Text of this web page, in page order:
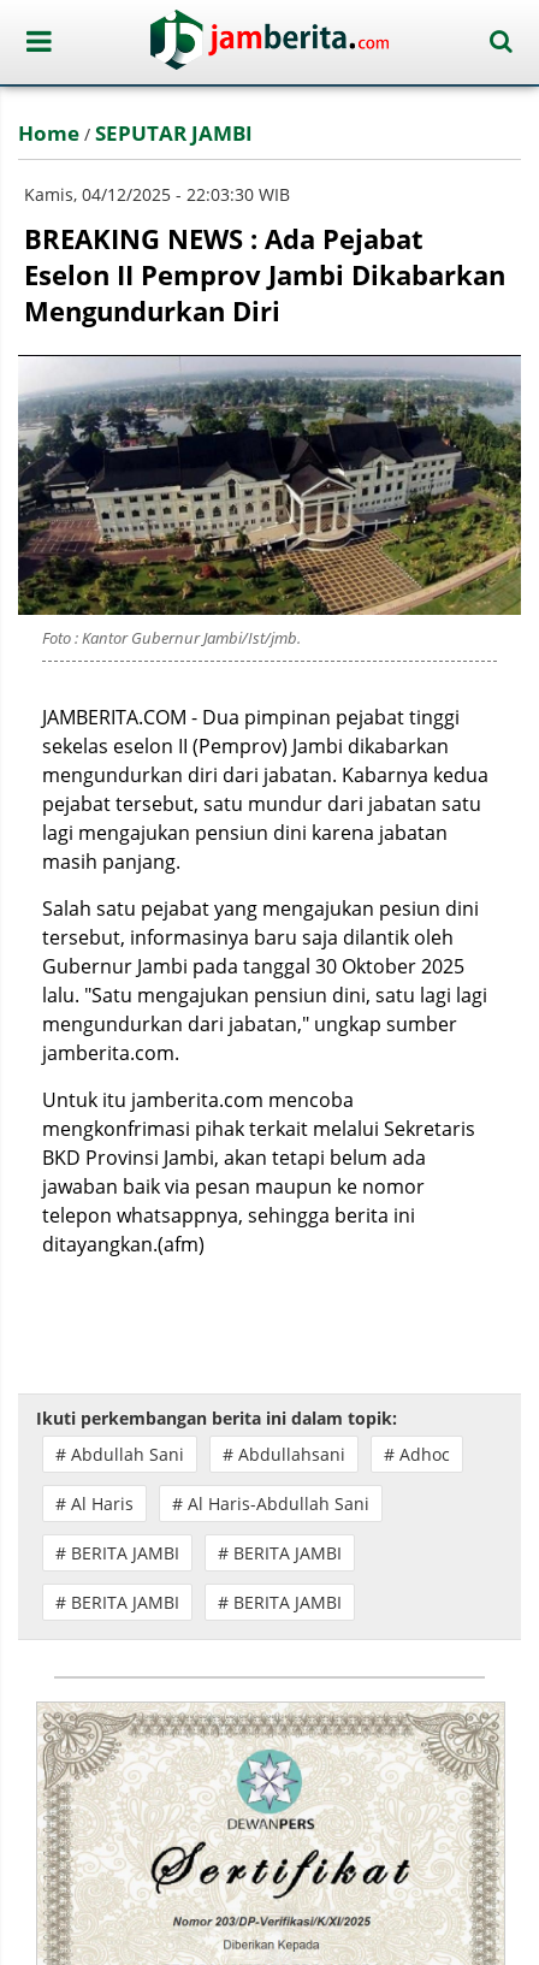
Home / SEPUTAR JAMBI
Kamis, 04/12/2025 - 22:03:30 WIB
BREAKING NEWS : Ada Pejabat
Eselon II Pemprov Jambi Dikabarkan
Mengundurkan Diri
Foto : Kantor Gubernur Jambi/Ist/jmb.
JAMBERITA.COM - Dua pimpinan pejabat tinggi
sekelas eselon II (Pemprov) Jambi dikabarkan
mengundurkan diri dari jabatan. Kabarnya kedua
pejabat tersebut, satu mundur dari jabatan satu
lagi mengajukan pensiun dini karena jabatan
masih panjang.
Salah satu pejabat yang mengajukan pesiun dini
tersebut, informasinya baru saja dilantik oleh
Gubernur Jambi pada tanggal 30 Oktober 2025
lalu. "Satu mengajukan pensiun dini, satu lagi lagi
mengundurkan dari jabatan," ungkap sumber
jamberita.com.
Untuk itu jamberita.com mencoba
mengkonfrimasi pihak terkait melalui Sekretaris
BKD Provinsi Jambi, akan tetapi belum ada
jawaban baik via pesan maupun ke nomor
telepon whatsappnya, sehingga berita ini
ditayangkan.(afm)
Ikuti perkembangan berita ini dalam topik:
# Abdullah Sani
# Abdullahsani # Adhoc
# Al Haris # Al Haris-Abdullah Sani
# BERITA JAMBI # BERITA JAMBI
# BERITA JAMBI # BERITA JAMBI